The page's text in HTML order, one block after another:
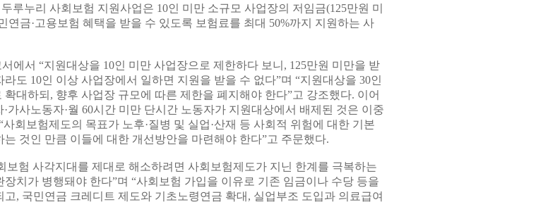
루누리 사회보험 지원사업은 10인 미만 소규모 사업장의 저임금(125만원 미
연금·고용보험 혜택을 받을 수 있도록 보험료를 최대 50%까지 지원하는 사
에서 “지원대상을 10인 미만 사업장으로 제한하다 보니, 125만원 미만을 받
도 10인 이상 사업장에서 일하면 지원을 받을 수 없다”며 “지원대상을 30인
확대하되, 향후 사업장 규모에 따른 제한을 폐지해야 한다”고 강조했다. 이어
가사노동자·월 60시간 미만 단시간 노동자가 지원대상에서 배제된 것은 이중
사회보험제도의 목표가 노후·질병 및 실업·산재 등 사회적 위험에 대한 기본
는 것인 만큼 이들에 대한 개선방안을 마련해야 한다”고 주문했다.
보험 사각지대를 제대로 해소하려면 사회보험제도가 지닌 한계를 극복하는
장치가 병행돼야 한다”며 “사회보험 가입을 이유로 기존 임금이나 수당 등을
고, 국민연금 크레디트 제도와 기초노령연금 확대, 실업부조 도입과 의료급여